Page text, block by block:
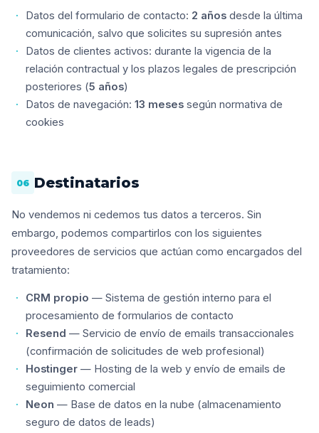
Datos del formulario de contacto: 2 años desde la última
comunicación, salvo que solicites su supresión antes
Datos de clientes activos: durante la vigencia de la
relación contractual y los plazos legales de prescripción
posteriores (5 años)
Datos de navegación: 13 meses según normativa de
cookies
06 Destinatarios
No vendemos ni cedemos tus datos a terceros. Sin
embargo, podemos compartirlos con los siguientes
proveedores de servicios que actúan como encargados del
tratamiento:
CRM propio — Sistema de gestión interno para el
procesamiento de formularios de contacto
Resend — Servicio de envío de emails transaccionales
(confirmación de solicitudes de web profesional)
Hostinger — Hosting de la web y envío de emails de
seguimiento comercial
Neon — Base de datos en la nube (almacenamiento
seguro de datos de leads)